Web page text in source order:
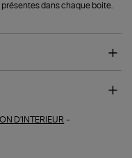
dans chaque boite.
D'INTERIEUR -